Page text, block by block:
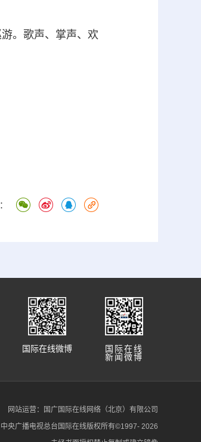
。歌声、掌声、欢
国际在线
新闻微博
国际在线微博
网站运营：国广国际在线网络（北京）有限公司
中央广播电视总台国际在线版权所有©1997- 2026